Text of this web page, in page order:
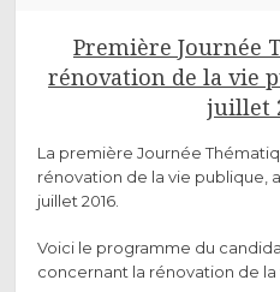
Première Journée
rénovation de la vie
juillet
La première Journée
rénovation de la vie publique,
juillet 2016.
Voici le programme du
concernant la rénovation de la